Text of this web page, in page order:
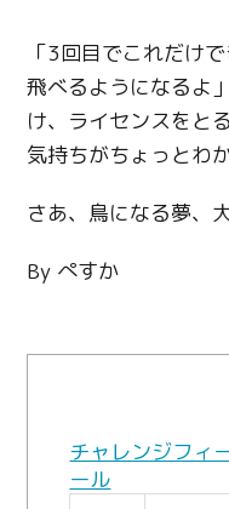
「3回目でこれだけ
飛べるようになるよ
け、ライセンスをと
気持ちがちょっとわ
さあ、鳥になる夢、
By ぺすか
チャレンジフィ
ール